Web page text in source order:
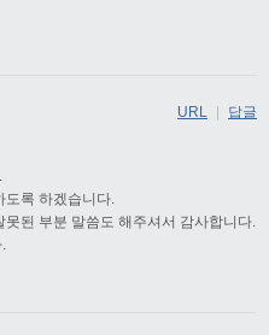
도록 하겠습니다.
된 부분 말씀도 해주셔서 감사합니다.
URL 답글